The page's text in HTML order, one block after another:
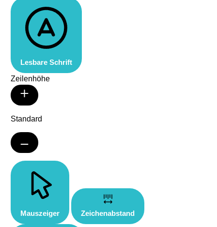
Lesbare Schrift
Zeilenhöhe
Standard
Mauszeiger Zeichenabstand